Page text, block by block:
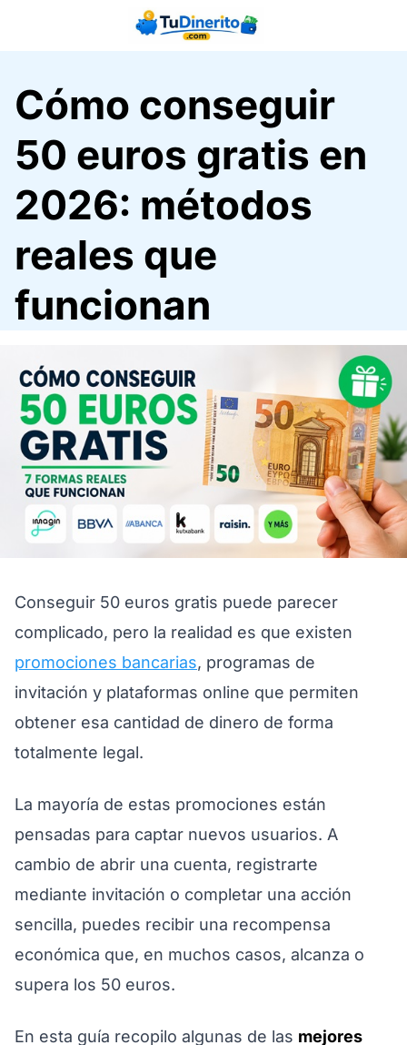
Cómo conseguir
50 euros gratis en
2026: métodos
reales que
funcionan
Conseguir 50 euros gratis puede parecer
complicado, pero la realidad es que existen
promociones bancarias, programas de
invitación y plataformas online que permiten
obtener esa cantidad de dinero de forma
totalmente legal.
La mayoría de estas promociones están
pensadas para captar nuevos usuarios. A
cambio de abrir una cuenta, registrarte
mediante invitación o completar una acción
sencilla, puedes recibir una recompensa
económica que, en muchos casos, alcanza o
supera los 50 euros.
En esta guía recopilo algunas de las mejores